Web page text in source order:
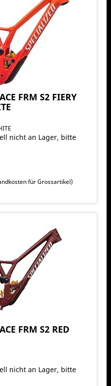
FRM S2 FIERY
nicht an Lager, bitte
für Grossartikel)
FRM S2 RED
nicht an Lager, bitte